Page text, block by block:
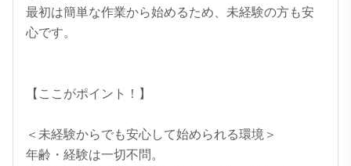
最初は簡単な作業から始めるため、未経験の方も安
心です。
【ここがポイント！】
＜未経験からでも安心して始められる環境＞
年齢・経験は一切不問。